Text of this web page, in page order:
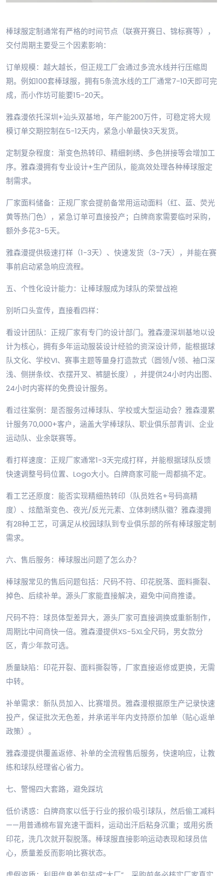
棒球服定制通常有严格的时间节点（联赛开赛日、锦标赛等），
交付周期主要受三个因素影响：
订单规模：越大越长，但正规工厂会通过多流水线并行压缩周
期。例如100套棒球服，拥有5条流水线的工厂通常7-10天即可完
成，而小作坊可能要15-20天。
雅森漫依托深圳+汕头双基地，年产能200万件，可稳定将大规
模订单交期控制在5-12天内，紧急小单最快3天发货。
定制复杂程度：渐变色热转印、精细刺绣、多色拼接等会增加工
序。雅森漫拥有专业设计+生产团队，能高效处理各种棒球服定
制需求。
厂家面料储备：正规厂家会提前备常用运动面料（红、蓝、荧光
黄等热门色），紧急订单可直接投产；白牌商家需要临时采购，
额外多花3-5天。
雅森漫提供极速打样（1-3天）、快速发货（3-7天），并能在赛
事前启动紧急响应流程。
五、个性化设计能力：让棒球服成为球队的荣誉战袍
别听口头宣传，直接看四样：
看设计团队：正规厂家有专门的设计部门。雅森漫深圳基地以设
计为核心，拥有多年运动服装设计经验的资深设计师，能根据球
队文化、学校VI、赛事主题等量身打造款式（圆领/V领、袖口深
浅、侧拼条纹、衣摆开叉、裤腿长度），并提供24小时内出图、
24小时内寄样的免费设计服务。
看过往案例：是否服务过棒球队、学校或大型运动会？雅森漫累
计服务70,000+客户，涵盖大学棒球队、职业俱乐部青训、企业
运动队、业余联赛等。
看打样速度：正规厂家通常1-3天完成打样，并能根据球队反馈
快速调整号码位置、Logo大小。白牌商家可能一周都搞不定。
看工艺还原度：能否实现精细热转印（队员姓名+号码高精
度）、炫酷渐变色、夜光/反光元素、立体刺绣队徽？雅森漫拥
有28种工艺，可满足从校园球队到专业俱乐部的所有棒球服定制
需求。
六、售后服务：棒球服出问题了怎么办？
棒球服常见的售后问题包括：尺码不符、印花脱落、面料撕裂、
掉色、后续补单。源头厂家能直接解决，避免中间商推诿。
尺码不符：球员体型差异大，源头厂家可直接调换或重新制作，
周期比中间商快一倍。雅森漫提供XS-5XL全尺码，男女款分
区，青少年款可选。
质量缺陷：印花开裂、面料撕裂等，厂家直接返修或更换，无需
中转。
补单需求：新队员加入、比赛增员。雅森漫根据原生产记录快速
投产，保证批次无色差，并承诺半年内支持原价加单（贴心返单
政策）。
雅森漫提供覆盖返修、补单的全流程售后服务，快速响应，让教
练和球队经理省心省力。
七、警惕四大套路，避免踩坑
低价诱惑：白牌商家以低于行业的报价吸引球队，然后偷工减料
——用普通棉布冒充速干面料，运动出汗后粘身沉重；或用劣质
印花，洗几次就开裂脱落。棒球服直接影响运动表现和球员信
心，质量差反而影响比赛状态。